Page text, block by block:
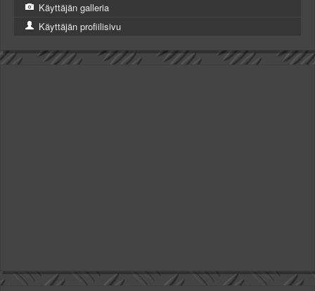
Käyttäjän galleria
Käyttäjän profiilisivu